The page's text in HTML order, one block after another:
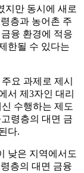
지만 동시에 새로
층과 농어촌 주
융 환경에 적응
한될 수 있다는
요 과제로 제시
서 제3자인 대리
수행하는 제도
령층의 대면 금
다.
낮은 지역에서도
층의 대면 금융